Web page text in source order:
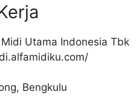
Midi Utama Indonesia Tbk
Bengkulu